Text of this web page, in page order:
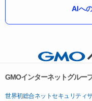
AIへ
GMOインターネットグルー
世界初総合ネットセキュリティ